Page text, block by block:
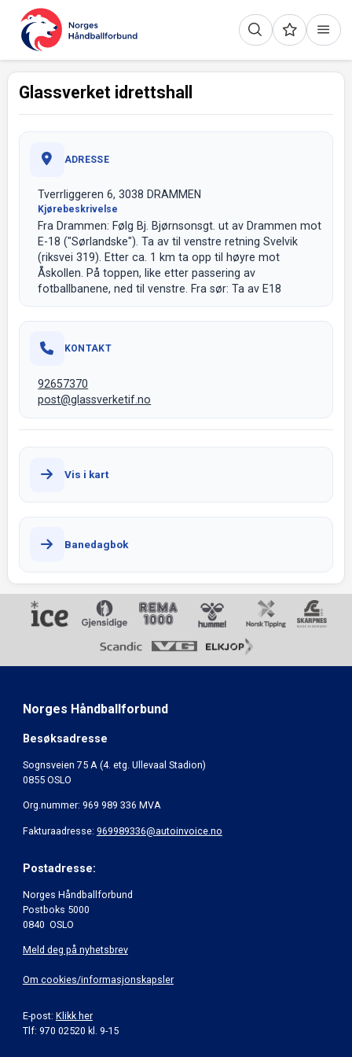
Glassverket idrettshall
ADRESSE
Tverrliggeren 6, 3038 DRAMMEN
Kjørebeskrivelse
Fra Drammen: Følg Bj. Bjørnsonsgt. ut av Drammen mot
E-18 ("Sørlandske"). Ta av til venstre retning Svelvik
(riksvei 319). Etter ca. 1 km ta opp til høyre mot
Åskollen. På toppen, like etter passering av
fotballbanene, ned til venstre. Fra sør: Ta av E18
KONTAKT
92657370
post@glassverketif.no
Vis i kart
Banedagbok
Norges Håndballforbund
Besøksadresse
Sognsveien 75 A (4. etg. Ullevaal Stadion)
0855 OSLO
Org.nummer: 969 989 336 MVA
Fakturaadresse: 969989336@autoinvoice.no
Postadresse:
Norges Håndballforbund
Postboks 5000
0840 OSLO
Meld deg på nyhetsbrev
Om cookies/informasjonskapsler
E-post: Klikk her
Tlf: 970 02520 kl. 9-15